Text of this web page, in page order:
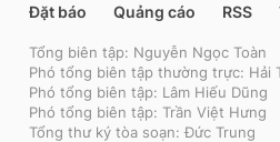
Đặt báo Quảng cáo RSS
Tổng biên tập: Nguyễn Ngọc Toàn
Phó tổng biên tập thường trực: Hải
Phó tổng biên tập: Lâm Hiếu Dũng
Phó tổng biên tập: Trần Việt Hưng
Tổng thư ký tòa soạn: Đức Trung